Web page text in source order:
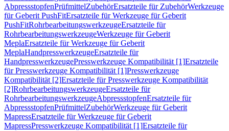
AbpressstopfenPrüfmittelZubehörErsatzteile für ZubehörWerkzeuge
für Geberit PushFitErsatzteile für Werkzeuge für Geberit
PushFitRohrbearbeitungswerkzeugeErsatzteile für
RohrbearbeitungswerkzeugeWerkzeuge für Geberit
MeplaErsatzteile für Werkzeuge für Geberit
MeplaHandpresswerkzeugeErsatzteile für
HandpresswerkzeugePresswerkzeuge Kompatibilität [1]Ersatzteile
für Presswerkzeuge Kompatibilität [1]Presswerkzeuge
Kompatibilität [2]Ersatzteile für Presswerkzeuge Kompatibilität
[2]RohrbearbeitungswerkzeugeErsatzteile für
RohrbearbeitungswerkzeugeAbpressstopfenErsatzteile für
AbpressstopfenPrüfmittelZubehörWerkzeuge für Geberit
MapressErsatzteile für Werkzeuge für Geberit
MapressPresswerkzeuge Kompatibilität [1]Ersatzteile für